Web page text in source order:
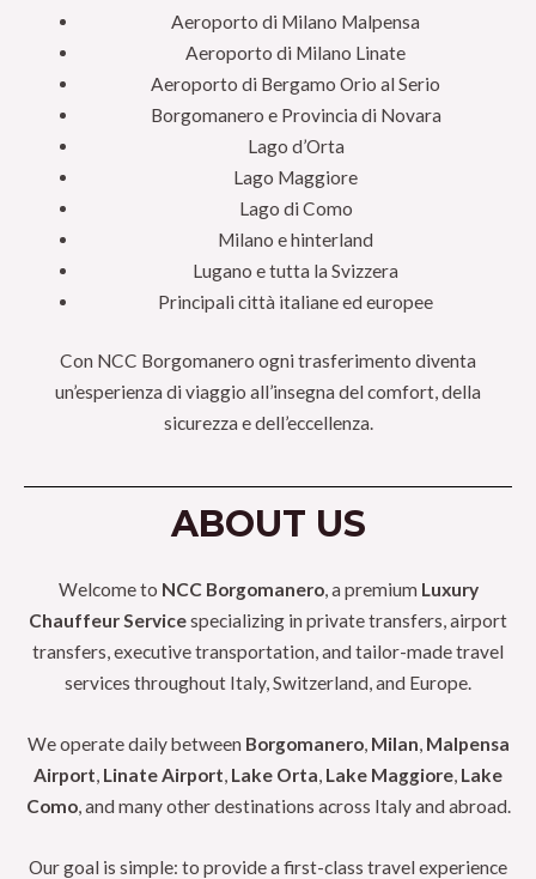
Aeroporto di Milano Malpensa
Aeroporto di Milano Linate
Aeroporto di Bergamo Orio al Serio
Borgomanero e Provincia di Novara
Lago d’Orta
Lago Maggiore
Lago di Como
Milano e hinterland
Lugano e tutta la Svizzera
Principali città italiane ed europee
Con NCC Borgomanero ogni trasferimento diventa
un’esperienza di viaggio all’insegna del comfort, della
sicurezza e dell’eccellenza.
ABOUT US
Welcome to NCC Borgomanero, a premium Luxury
Chauffeur Servicespecializing in private transfers, airport
transfers, executive transportation, and tailor-made travel
services throughout Italy, Switzerland, and Europe.
We operate daily between Borgomanero, Milan, Malpensa
Airport, Linate Airport, Lake Orta, Lake Maggiore, Lake
Como, and many other destinations across Italy and abroad.
Our goal is simple: to provide a first-class travel experience